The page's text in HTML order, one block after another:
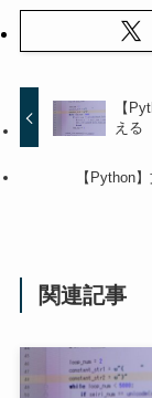
【
える
【Python
関連記事